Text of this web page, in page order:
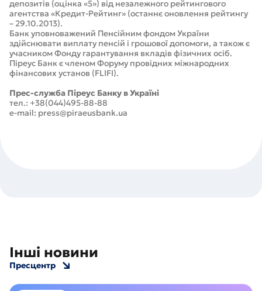
депозитів (оцінка «5») від незалежного рейтингового
агентства «Кредит-Рейтинг» (останнє оновлення рейтингу
– 29.10.2013).
Банк уповноважений Пенсійним фондом України
здійснювати виплату пенсій і грошової допомоги, а також є
учасником Фонду гарантування вкладів фізичних осіб.
Піреус Банк є членом Форуму провідних міжнародних
фінансових установ (FLIFI).
Прес-служба Піреус Банку в Україні
тел.: +38(044)495-88-88
e-mail: press@piraeusbank.ua
Інші новини
Пресцентр